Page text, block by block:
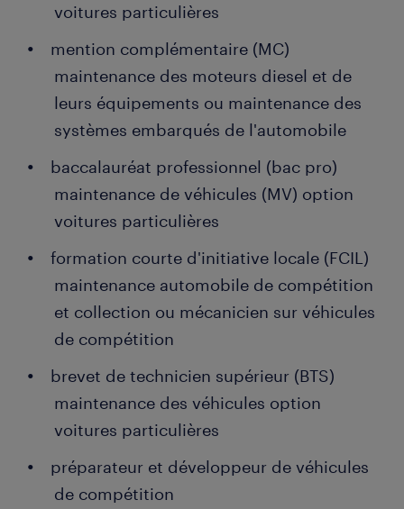
voitures particulières
mention complémentaire (MC)
maintenance des moteurs diesel et de
leurs équipements ou maintenance des
systèmes embarqués de l'automobile
baccalauréat professionnel (bac pro)
maintenance de véhicules (MV) option
voitures particulières
formation courte d'initiative locale (FCIL)
maintenance automobile de compétition
et collection ou mécanicien sur véhicules
de compétition
brevet de technicien supérieur (BTS)
maintenance des véhicules option
voitures particulières
préparateur et développeur de véhicules
de compétition